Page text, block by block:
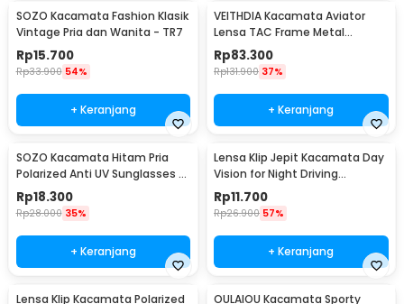
SOZO Kacamata Fashion Klasik
Vintage Pria dan Wanita - TR7
Rp15.700
Rp33.900 54%
+ Keranjang
VEITHDIA Kacamata Aviator
Lensa TAC Frame Metal
Polarized Sunglasses - V3088
Rp83.300
Rp131.900 37%
+ Keranjang
SOZO Kacamata Hitam Pria
Polarized Anti UV Sunglasses -
3403
Rp18.300
Rp28.000 35%
+ Keranjang
Lensa Klip Jepit Kacamata Day
Vision for Night Driving
Polarized
Rp11.700
Rp26.900 57%
+ Keranjang
Lensa Klip Kacamata Polarized OULAIOU Kacamata Sporty